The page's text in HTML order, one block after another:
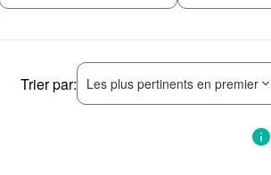
Trier par: Les plus pertinents en premier